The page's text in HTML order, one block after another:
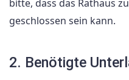
bitte, dass das Rathaus
geschlossen sein kann.
2. Benötigte